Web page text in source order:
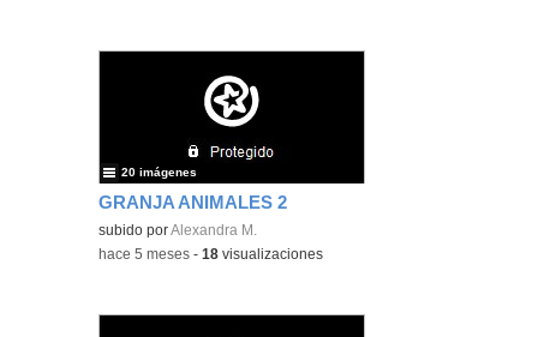
GRANJA ANIMALES 2
subido porAlexandra M.
20 imágenes
-hace 5 meses -18 visualizaciones